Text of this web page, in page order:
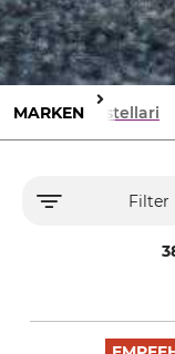
MARKEN Castellari
Filter